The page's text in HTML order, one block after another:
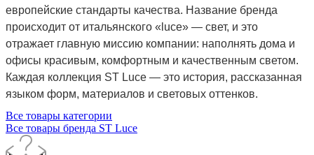
европейские стандарты качества. Название бренда
происходит от итальянского «luce» — свет, и это
отражает главную миссию компании: наполнять дома и
офисы красивым, комфортным и качественным светом.
Каждая коллекция ST Luce — это история, рассказанная
языком форм, материалов и световых оттенков.
Все товары категории
Все товары бренда ST Luce